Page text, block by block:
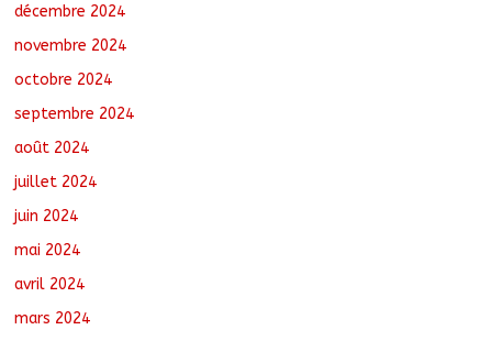
décembre 2024
novembre 2024
octobre 2024
septembre 2024
août 2024
juillet 2024
juin 2024
mai 2024
avril 2024
mars 2024